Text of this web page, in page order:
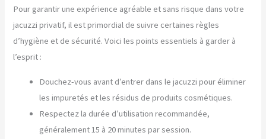
Pour garantir une expérience agréable et sans risque dans votre
jacuzzi privatif, il est primordial de suivre certaines règles
d’hygiène et de sécurité. Voici les points essentiels à garder à
l’esprit :
Douchez-vous avant d’entrer dans le jacuzzi pour éliminer
les impuretés et les résidus de produits cosmétiques.
Respectez la durée d’utilisation recommandée,
généralement 15 à 20 minutes par session.